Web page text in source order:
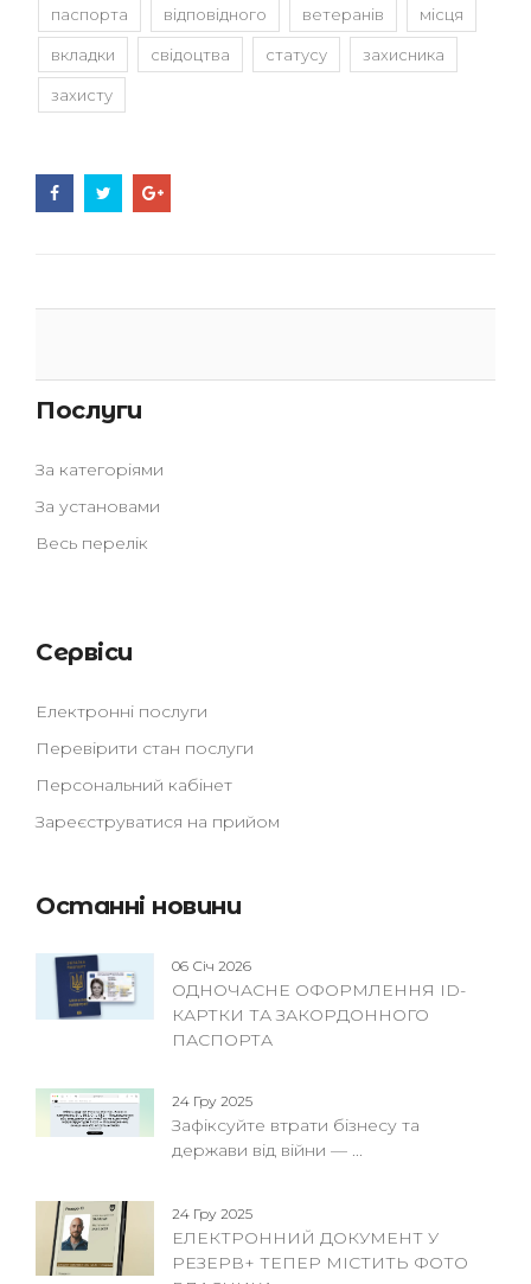
Послуги
За категоріями
За установами
Весь перелік
Сервіси
Електронні послуги
Перевірити стан послуги
Персональний кабінет
Зареєструватися на прийом
Останні новини
06 Січ 2026
ОДНОЧАСНЕ ОФОРМЛЕННЯ ID-
КАРТКИ ТА ЗАКОРДОННОГО
ПАСПОРТА
24 Гру 2025
Зафіксуйте втрати бізнесу та
держави від війни — ...
24 Гру 2025
ЕЛЕКТРОННИЙ ДОКУМЕНТ У
РЕЗЕРВ+ ТЕПЕР МІСТИТЬ ФОТО
паспорта відповідного ветеранів місця
вкладки свідоцтва статусу захисника
захисту